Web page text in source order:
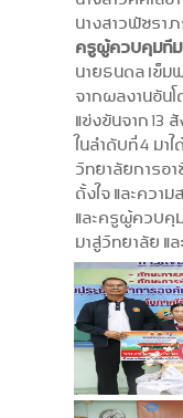
นางสาวพัชรา
ครูผู้ควบคุมทีม
นายธนดล เข็
จากผลงานอัน
แข่งขันจาก 13
ในลำดับที่ 4 มาไ
วิทยาลัยการอ
ตั้งใจ และควา
และครูผู้ควบคุ
มาสู่วิทยาลัย แ